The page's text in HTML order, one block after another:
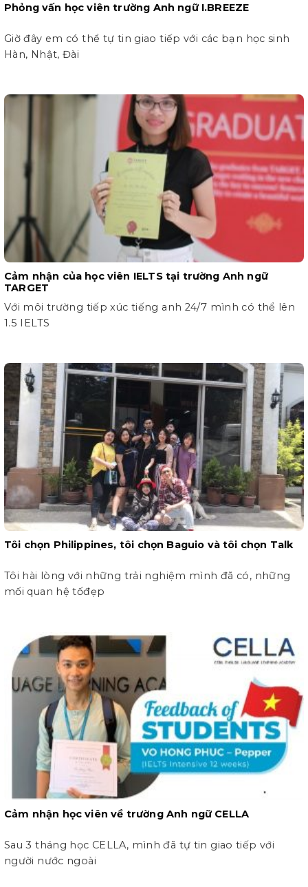
Phỏng vấn học viên trường Anh ngữ I.BREEZE
Giờ đây em có thể tự tin giao tiếp với các bạn học sinh
Hàn, Nhật, Đài
Cảm nhận của học viên IELTS tại trường Anh ngữ
TARGET
Với môi trường tiếp xúc tiếng anh 24/7 mình có thể lên
1.5 IELTS
Tôi chọn Philippines, tôi chọn Baguio và tôi chọn Talk
Tôi hài lòng với những trải nghiệm mình đã có, những
mối quan hệ tốđẹp
Cảm nhận học viên về trường Anh ngữ CELLA
Sau 3 tháng học CELLA, mình đã tự tin giao tiếp với
người nước ngoài